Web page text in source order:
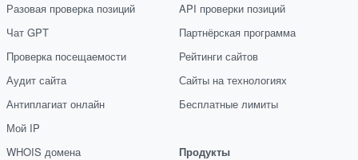
Разовая проверка позиций
Чат GPT
Проверка посещаемости
Аудит сайта
Антиплагиат онлайн
Мой IP
WHOIS домена
API проверки позиций
Партнёрская программа
Рейтинги сайтов
Сайты на технологиях
Бесплатные лимиты
Продукты